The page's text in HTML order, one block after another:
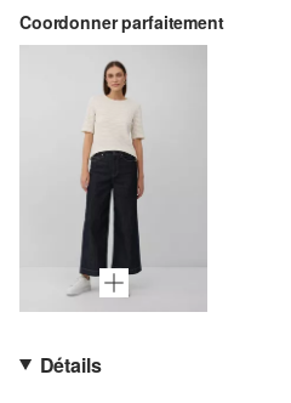
Coordonner parfaitement
Détails